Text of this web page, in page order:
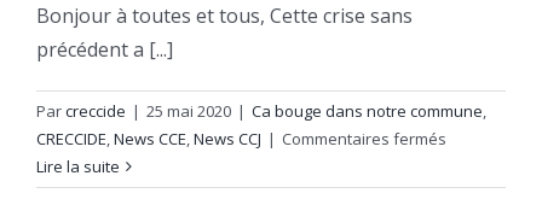
Bonjour à toutes et tous, Cette crise sans
précédent a [...]
Parcreccide | 25 mai 2020 | Ca bouge dans notre commune,
CRECCIDE,News CCE,News CCJ | Commentaires fermés
progressive
Lire la suite